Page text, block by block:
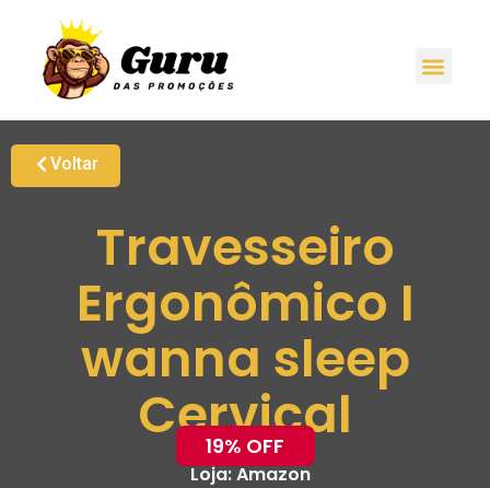
Voltar
Travesseiro
Ergonômico I
wanna sleep
Cervical
19% OFF
Loja:Amazon